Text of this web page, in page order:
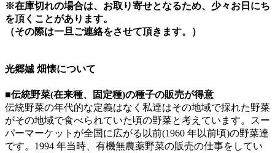
※在庫切れの場合は、お取り寄せとなるため、少々お日にち
を頂くことがあります。
（その際は一旦ご連絡をさせて頂きます。）
光郷娍 畑懐について
■伝統野菜(在来種、固定種)の種子の販売が得意
伝統野菜の年代的な定義はなく私達はその地域で採れた野菜
がその地域で食べられていた頃の野菜と考えています。スー
パーマーケットが全国に広がる以前(1960 年以前頃)の野菜達
です。1994 年当時、有機無農薬野菜の販売の仕事をしてい